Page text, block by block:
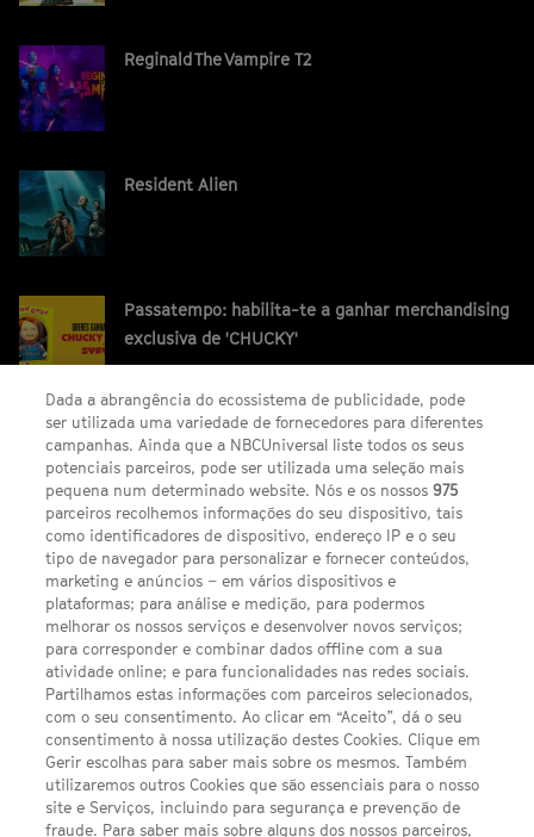
Reginald The Vampire T2
Resident Alien
Passatempo: habilita-te a ganhar merchandising
exclusiva de 'CHUCKY'
SEGUE-NOS
FACEBOOK
TWITTER
YOUTUBEINSTAGRAM
LINKS ÚTEIS
Escolhas de Anúncios
Política de privacidade
Termos E Condições
Dada a abrangência do ecossistema de publicidade, pode
ser utilizada uma variedade de fornecedores para diferentes
campanhas. Ainda que a NBCUniversal liste todos os seus
potenciais parceiros, pode ser utilizada uma seleção mais
pequena num determinado website. Nós e os nossos975
parceiros recolhemos informações do seu dispositivo, tais
como identificadores de dispositivo, endereço IP e o seu
tipo de navegador para personalizar e fornecer conteúdos,
marketing e anúncios – em vários dispositivos e
plataformas; para análise e medição, para podermos
melhorar os nossos serviços e desenvolver novos serviços;
para corresponder e combinar dados offline com a sua
atividade online; e para funcionalidades nas redes sociais.
Partilhamos estas informações com parceiros selecionados,
com o seu consentimento. Ao clicar em “Aceito”, dá o seu
consentimento à nossa utilização destes Cookies. Clique em
Gerir escolhas para saber mais sobre os mesmos. Também
utilizaremos outros Cookies que são essenciais para o nosso
site e Serviços, incluindo para segurança e prevenção de
fraude. Para saber mais sobre alguns dos nossos parceiros,